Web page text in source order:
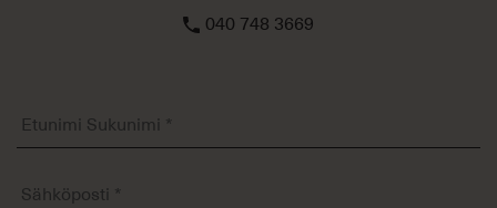
040 748 3669
Sukunimi
*
*